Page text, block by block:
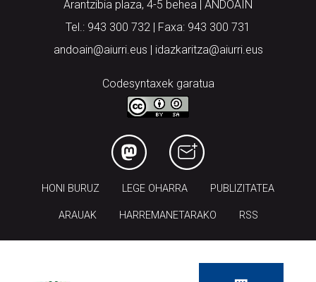
Arantzibia plaza, 4-5 behea | ANDOAIN
Tel.: 943 300 732 | Faxa: 943 300 731
andoain@aiurri.eus | idazkaritza@aiurri.eus
Codesyntaxek garatua
HONI BURUZ LEGE OHARRA PUBLIZITATEA
ARAUAK HARREMANETARAKO RSS